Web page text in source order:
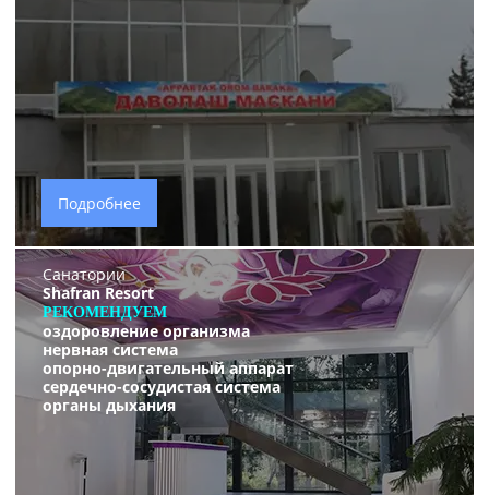
Подробнее
Санатории
Shafran Resort
РЕКОМЕНДУЕМ
оздоровление организма
нервная система
опорно-двигательный аппарат
сердечно-сосудистая система
органы дыхания